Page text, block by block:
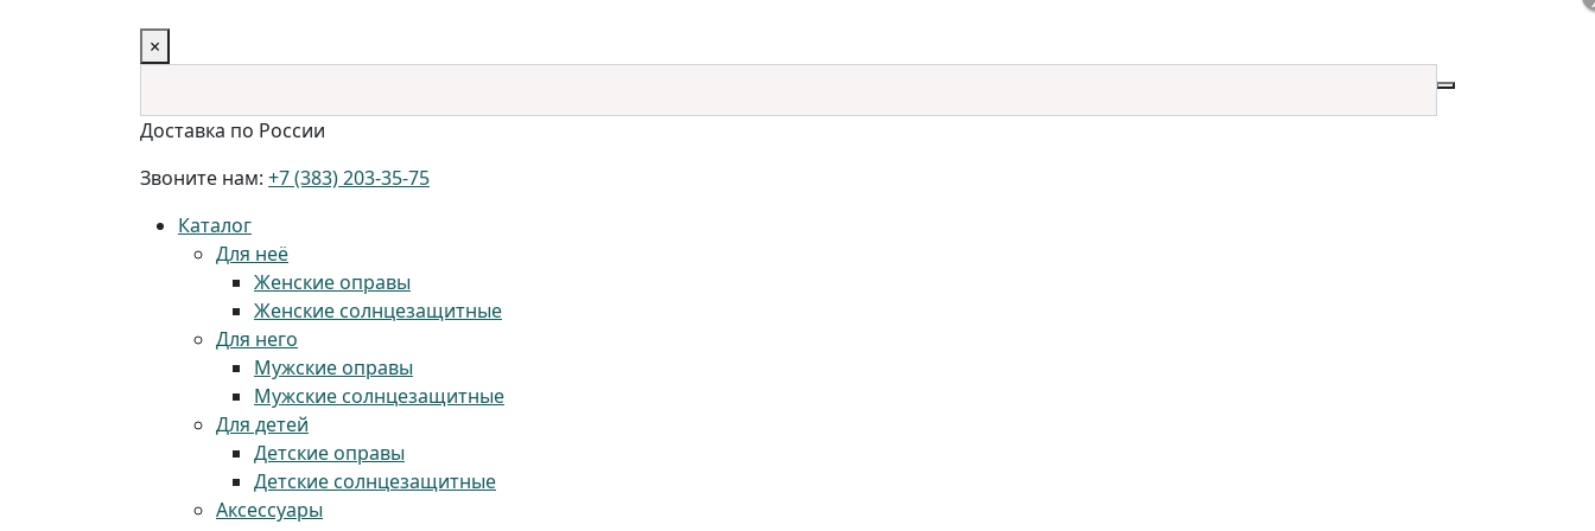
×
Доставка по России
Звоните нам: +7 (383) 203-35-75
Каталог
Для неё
Женские оправы
Женские солнцезащитные
Для него
Мужские оправы
Мужские солнцезащитные
Для детей
Детские оправы
Детские солнцезащитные
Аксессуары